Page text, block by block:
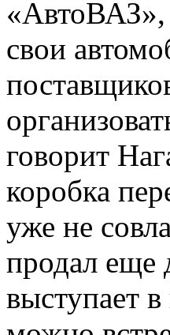
«АвтоВАЗ»,
свои
говорит
коробка
уже не
продал
выступает